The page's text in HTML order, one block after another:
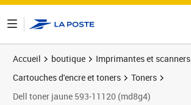
Accueil boutique
Imprimantes et scanners
Cartouches d'encre et toners
Toners
Dell toner jaune 593-11120 (md8g4)